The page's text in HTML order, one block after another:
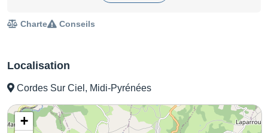
Localisation
Cordes Sur Ciel, Midi-Pyrénées
+
Charte Conseils